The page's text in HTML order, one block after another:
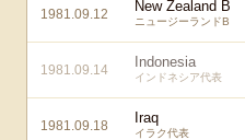
1981.09.12 New Zealand B
ニュージーランドB
1981.09.14 Indonesia
インドネシア代表
1981.09.18 Iraq
イラク代表